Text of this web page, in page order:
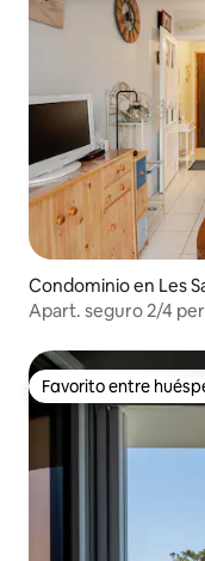
Condominio en Les
Apart. seguro 2/4
Favorito entre
Favorito entre